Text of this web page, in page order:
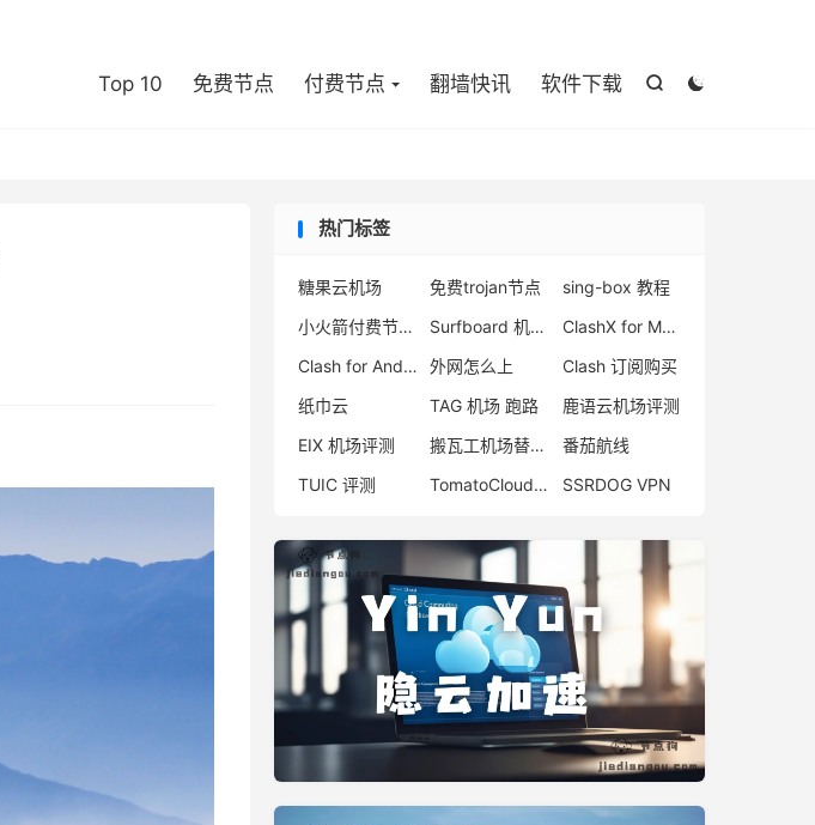


Top 10 免费节点 付费节点 翻墙快讯 软件下载
热门标签
糖果云机场 免费trojan节点
sing-box 教程
小火箭付费节点购买
Surfboard 机场推荐
ClashX for Mac 下载
Clash for Android
外网怎么上
Clash 订阅购买
纸巾云
TAG 机场 跑路
鹿语云机场评测
EIX 机场评测
搬瓦工机场替代品
番茄航线
TUIC 评测
TomatoCloud 机场 SSRDOG VPN